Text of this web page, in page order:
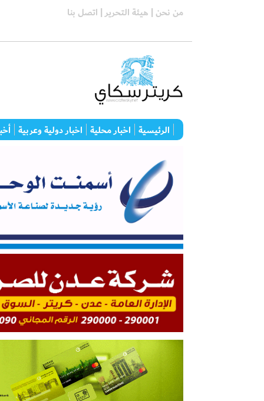
من نحن | هيئة التحرير | اتصل بنا
الرئيسية اخبار محلية اخبار دولية وعربية